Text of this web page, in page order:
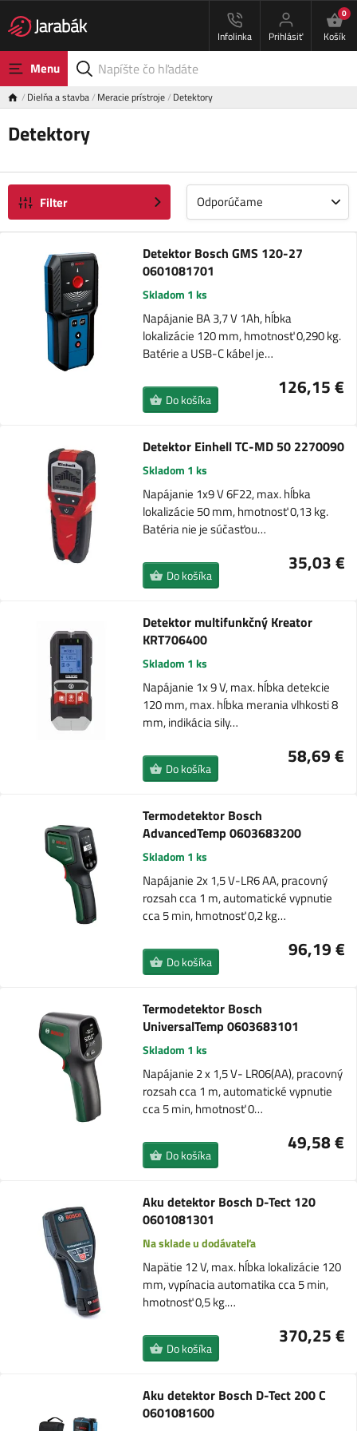
Infolinka Prihlásiť
0
Košík
Menu
Dielňa a stavba Meracie prístroje Detektory
Detektory
Filter Odporúčame
Detektor Bosch GMS 120-27
0601081701
Skladom 1 ks
Napájanie BA 3,7 V 1Ah, hĺbka
lokalizácie 120 mm, hmotnosť 0,290 kg.
Batérie a USB-C kábel je…
126,15 €
Do košíka
Detektor Einhell TC-MD 50 2270090
Skladom 1 ks
Napájanie 1x9 V 6F22, max. hĺbka
lokalizácie 50 mm, hmotnosť 0,13 kg.
Batéria nie je súčasťou…
35,03 €
Do košíka
Detektor multifunkčný Kreator
KRT706400
Skladom 1 ks
Napájanie 1x 9 V, max. hĺbka detekcie
120 mm, max. hĺbka merania vlhkosti 8
mm, indikácia sily…
58,69 €
Do košíka
Termodetektor Bosch
AdvancedTemp 0603683200
Skladom 1 ks
Napájanie 2x 1,5 V-LR6 AA, pracovný
rozsah cca 1 m, automatické vypnutie
cca 5 min, hmotnosť 0,2 kg…
96,19 €
Do košíka
Termodetektor Bosch
UniversalTemp 0603683101
Skladom 1 ks
Napájanie 2 x 1,5 V- LR06(AA), pracovný
rozsah cca 1 m, automatické vypnutie
cca 5 min, hmotnosť 0…
49,58 €
Do košíka
Aku detektor Bosch D-Tect 120
0601081301
Na sklade u dodávateľa
Napätie 12 V, max. hĺbka lokalizácie 120
mm, vypínacia automatika cca 5 min,
hmotnosť 0,5 kg.…
370,25 €
Do košíka
Aku detektor Bosch D-Tect 200 C
0601081600